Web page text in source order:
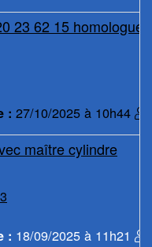
23 62 15 homologué
: 27/10/2025 à 10h44
maître cylindre
: 18/09/2025 à 11h21